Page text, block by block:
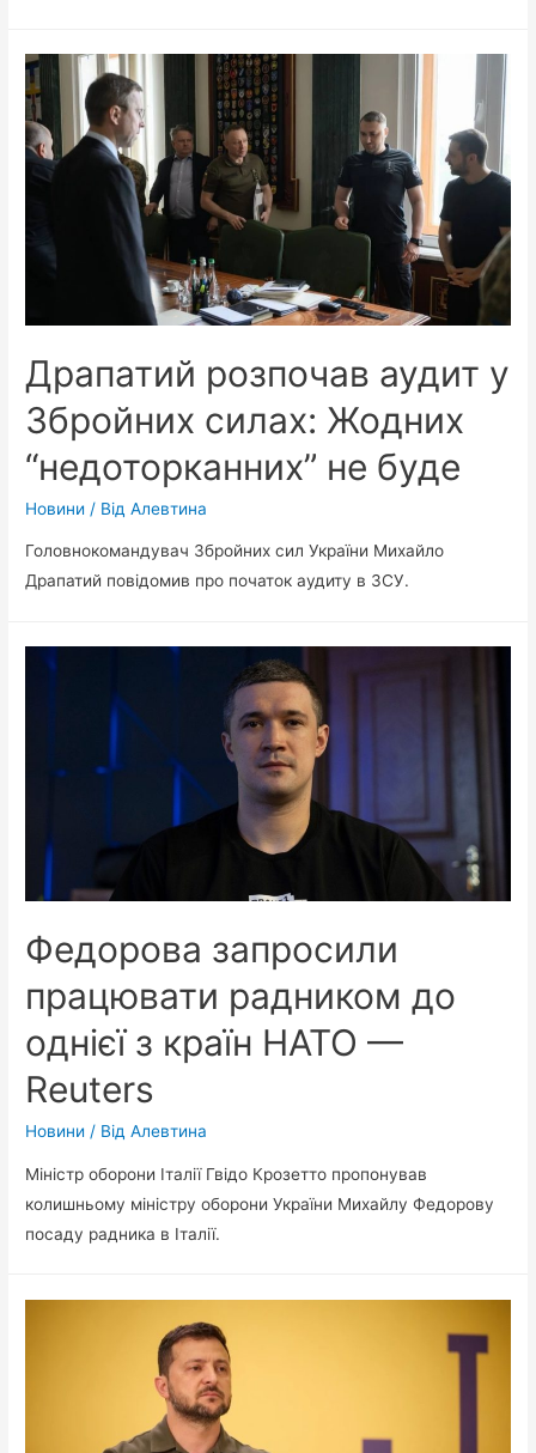
Драпатий розпочав аудит у
Збройних силах: Жодних
“недоторканних” не буде
Новини / ВідАлевтина
Головнокомандувач Збройних сил України Михайло
Драпатий повідомив про початок аудиту в ЗСУ.
Федорова запросили
працювати радником до
однієї з країн НАТО —
Reuters
Новини / ВідАлевтина
Міністр оборони Італії Гвідо Крозетто пропонував
колишньому міністру оборони України Михайлу Федорову
посаду радника в Італії.